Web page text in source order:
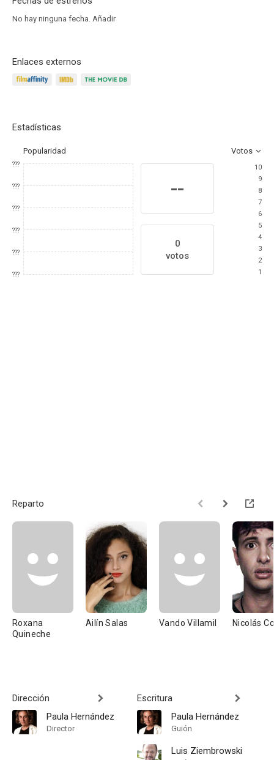
No hay ninguna fecha. Añadir
Enlaces externos
Estadísticas
Popularidad Votos
???
???
???
???
???
???
--
0
votos
10
9
8
7
6
5
4
3
2
1
Reparto
Roxana
Quineche
Ailín Salas Vando Villamil Nicolás
Dirección
Paula Hernández
Director
Escritura
Paula Hernández
Guión
Luis Ziembrowski